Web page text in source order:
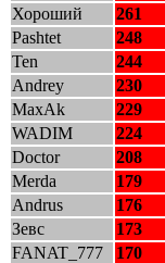
Хороший
261
Pashtet
248
Ten
244
Andrey
230
MaxAk
229
WADIM
224
Doctor
208
Merda
179
Andrus
176
Зевс
173
FANAT_777
170